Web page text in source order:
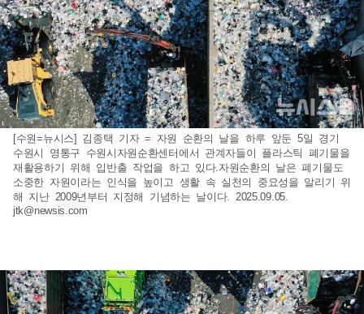
[수원=뉴시스] 김종택 기자 = 자원 순환의 날을 하루 앞둔 5일 경기
수원시 영통구 수원시자원순환센터에서 관계자들이 플라스틱 폐기물을
재활용하기 위해 입반출 작업을 하고 있다.자원순환의 날은 폐기물도
소중한 자원이라는 인식을 높이고 생활 속 실천의 중요성을 알리기 위
해 지난 2009년부터 지정해 기념하는 날이다. 2025.09.05.
jtk@newsis.com